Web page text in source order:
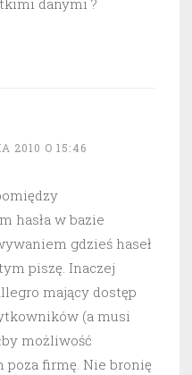
danymi ?
2010 O 15:46
hasła w bazie
gdzieś haseł
piszę. Inaczej
mający dostęp
(a musi
możliwość
poza firmę. Nie bronię